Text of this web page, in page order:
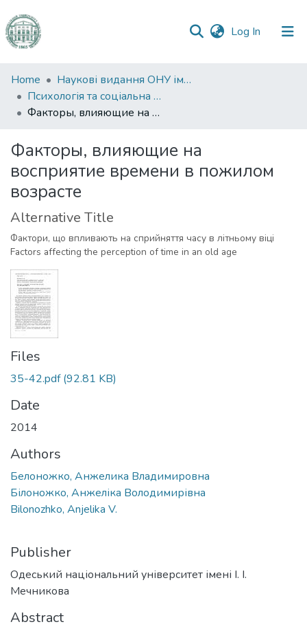
Log In (current)
Communities
&
Collections
Statistics
Home
Наукові видання ОНУ імені І. І. Мечникова
Психологія та соціальна робота
Факторы, влияющие на восприятие времени в пожилом возрасте
Факторы, влияющие на
восприятие времени в пожилом
возрасте
Alternative Title
Фактори, що впливають на сприйняття часу в літньому віці
Factors affecting the perception of time in an old age
Files
35-42.pdf(92.81 KB)
Date
2014
Authors
Белоножко, Анжелика Владимировна
Білоножко, Анжеліка Володимирівна
Bilonozhko, Anjelika V.
Publisher
Одеський національний університет імені І. І.
Мечникова
Abstract